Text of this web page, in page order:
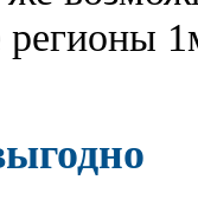
регионы